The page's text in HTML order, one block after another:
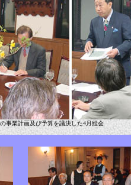
事業計画及び予算を議決した4月総会